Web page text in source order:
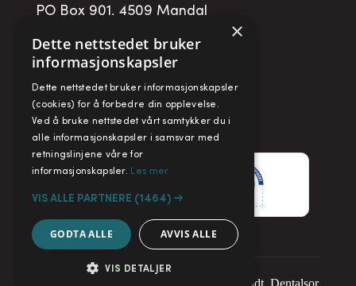
PO Box 901, 4509 Mandal
post@dentalsor.no
Org no:948 782 979 VAT
Telefon:
+47 38 27 88 88
Fax: + 47 38 27 88 89
Copyright © 2025. Alle rettigheter forbeholdt. Dentalsor
×
Dette nettstedet bruker
informasjonskapsler
Dette nettstedet bruker informasjonskapsler
(cookies) for å forbedre din opplevelse.
Ved å bruke nettstedet vårt samtykker du i
alle informasjonskapsler i samsvar med
retningslinjene våre for
informasjonskapsler. Les mer
VIS ALLE PARTNERE (1464) →
GODTA ALLE AVVIS ALLE
VIS DETALJER